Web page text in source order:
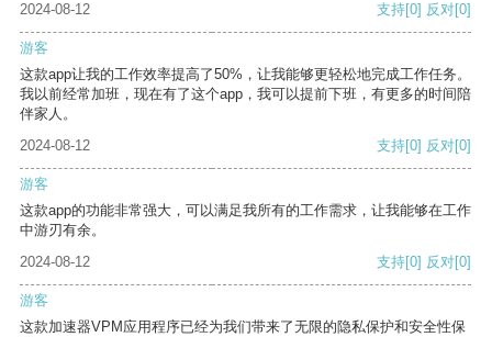
2024-08-12 支持[0] 反对[0]
游客
这款app让我的工作效率提高了50%，让我能够更轻松地完成工作任务。
我以前经常加班，现在有了这个app，我可以提前下班，有更多的时间陪
伴家人。
2024-08-12
支持[0] 反对[0]
游客
这款app的功能非常强大，可以满足我所有的工作需求，让我能够在工作
中游刃有余。
2024-08-12
支持[0] 反对[0]
游客
这款加速器VPM应用程序已经为我们带来了无限的隐私保护和安全性保